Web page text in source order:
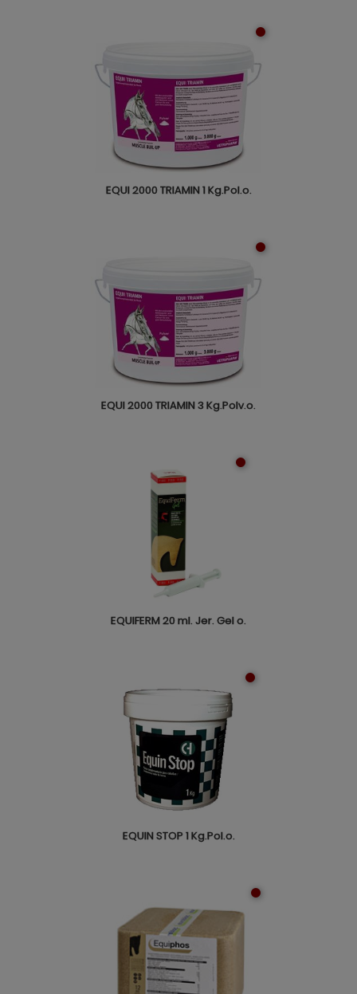
EQUI 2000 TRIAMIN 1 Kg.Pol.o.
EQUI 2000 TRIAMIN 3 Kg.Polv.o.
EQUIFERM 20 ml. Jer. Gel o.
EQUIN STOP 1 Kg.Pol.o.